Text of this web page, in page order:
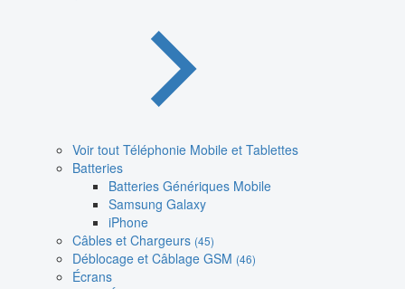
Voir tout Téléphonie Mobile et Tablettes
Batteries
Batteries Génériques Mobile
Samsung Galaxy
iPhone
Câbles et Chargeurs (45)
Déblocage et Câblage GSM (46)
Écrans